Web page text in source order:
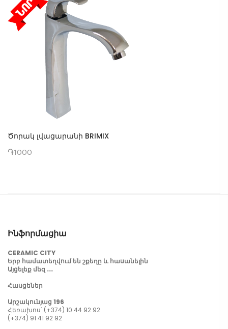
Ծորակ լվացարանի BRIMIX
֏1000
Ինֆորմացիա
CERAMIC CITY
Երբ համատեղվում են շքեղը և հասանելին
Այցելեք մեզ ․․․
Հասցեներ
Արշակունյաց 196
Հեռախոս՝ (+374) 10 44 92 92
(+374) 91 41 92 92